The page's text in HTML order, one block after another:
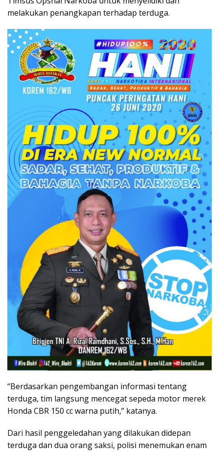
melakukan penangkapan terhadap terduga.
“Berdasarkan pengembangan informasi tentang
terduga, tim langsung mencegat sepeda motor merek
Honda CBR 150 cc warna putih,” katanya.
Dari hasil penggeledahan yang dilakukan didepan
terduga dan dua orang saksi, polisi menemukan enam